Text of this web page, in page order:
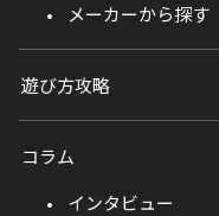
メーカーから探す
遊び方攻略
コラム
インタビュー